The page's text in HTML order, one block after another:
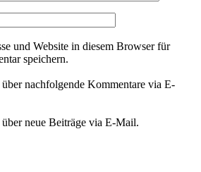
und Website in diesem Browser für
speichern.
nachfolgende Kommentare via E-
neue Beiträge via E-Mail.